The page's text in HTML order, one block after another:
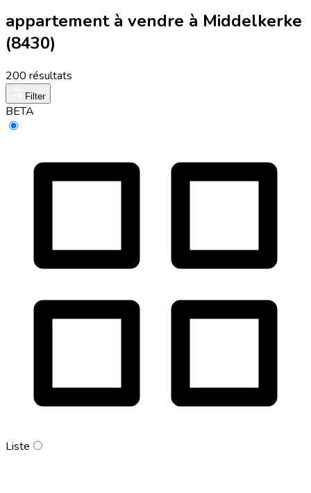
appartement à vendre à Middelkerke
(8430)
200 résultats
Filter
BETA
Liste